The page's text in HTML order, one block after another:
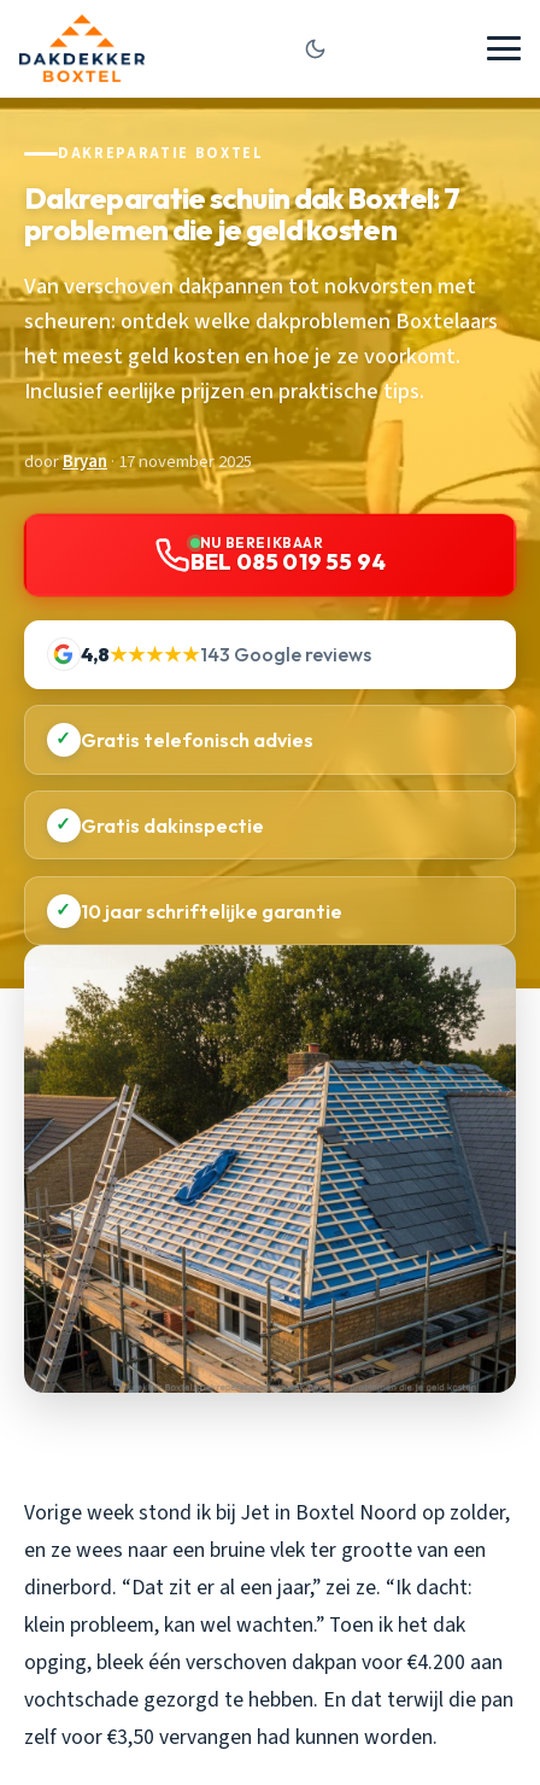
DAKREPARATIE BOXTEL
Dakreparatie schuin dak Boxtel: 7
problemen die je geld kosten
Van verschoven dakpannen tot nokvorsten met
scheuren: ontdek welke dakproblemen Boxtelaars
het meest geld kosten en hoe je ze voorkomt.
Inclusief eerlijke prijzen en praktische tips.
doorBryan · 17 november 2025
NU BEREIKBAAR
BEL 085 019 55 94
4,8★★★★★143 Google reviews
✓ Gratis telefonisch advies
✓ Gratis dakinspectie
✓ 10 jaar schriftelijke garantie
Vorige week stond ik bij Jet in Boxtel Noord op zolder,
en ze wees naar een bruine vlek ter grootte van een
dinerbord. “Dat zit er al een jaar,” zei ze. “Ik dacht:
klein probleem, kan wel wachten.” Toen ik het dak
opging, bleek één verschoven dakpan voor €4.200 aan
vochtschade gezorgd te hebben. En dat terwijl die pan
zelf voor €3,50 vervangen had kunnen worden.